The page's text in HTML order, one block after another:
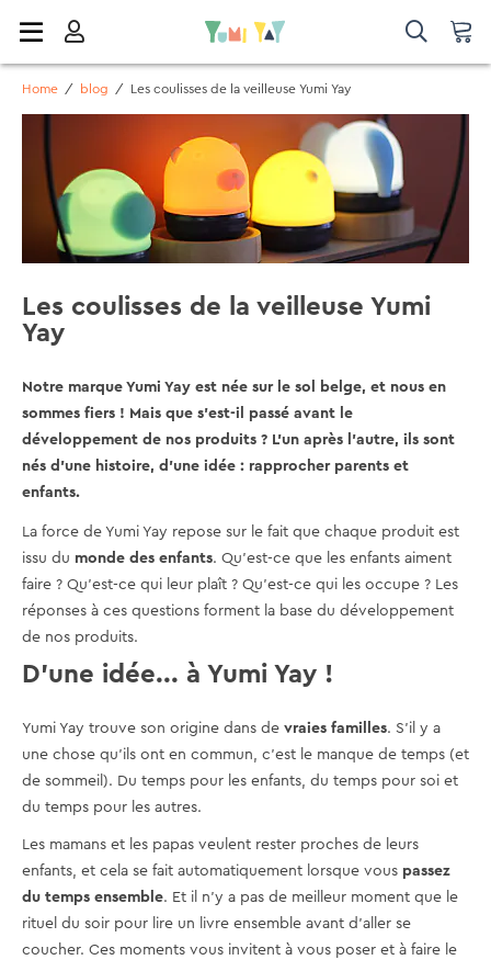
Home / blog / Les coulisses de la veilleuse Yumi Yay
Les coulisses de la veilleuse Yumi
Yay
Notre marque Yumi Yay est née sur le sol belge, et nous en
sommes fiers ! Mais que s'est-il passé avant le
développement de nos produits ? L'un après l'autre, ils sont
nés d'une histoire, d'une idée : rapprocher parents et
enfants.
La force de Yumi Yay repose sur le fait que chaque produit est
issu du monde des enfants. Qu'est-ce que les enfants aiment
faire ? Qu'est-ce qui leur plaît ? Qu'est-ce qui les occupe ? Les
réponses à ces questions forment la base du développement
de nos produits.
D'une idée... à Yumi Yay !
Yumi Yay trouve son origine dans de vraies familles. S'il y a
une chose qu'ils ont en commun, c'est le manque de temps (et
de sommeil). Du temps pour les enfants, du temps pour soi et
du temps pour les autres.
Les mamans et les papas veulent rester proches de leurs
enfants, et cela se fait automatiquement lorsque vous passez
du temps ensemble. Et il n'y a pas de meilleur moment que le
rituel du soir pour lire un livre ensemble avant d'aller se
coucher. Ces moments vous invitent à vous poser et à faire le